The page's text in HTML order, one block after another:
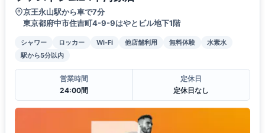
京王永山駅から車で7分
東京都府中市住吉町4-9-9はやとビル地下1階
シャワー ロッカー Wi-Fi 他店舗利用 無料体験
水素水
駅から5分以内
営業時間
24:00間
定休日
定休日なし